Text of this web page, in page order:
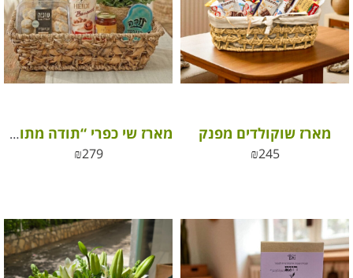
מארז שוקולדים מפנק
₪245
מארז שי כפרי “תודה מתוקה” סלסלת פינוקים, פריחה והוקרה
₪279